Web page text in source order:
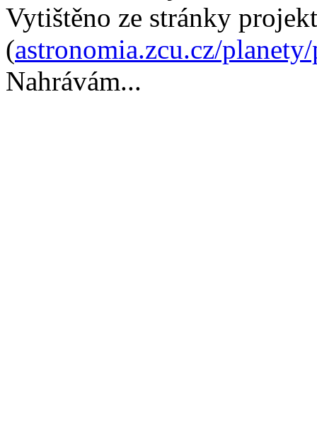
Vytištěno ze stránky
(astronomia.zcu.cz/
Nahrávám...